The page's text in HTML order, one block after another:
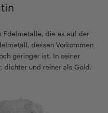
Edelmetalle, die es auf der
dessen Vorkommen
geringer ist. In seiner
dichter und reiner als Gold.